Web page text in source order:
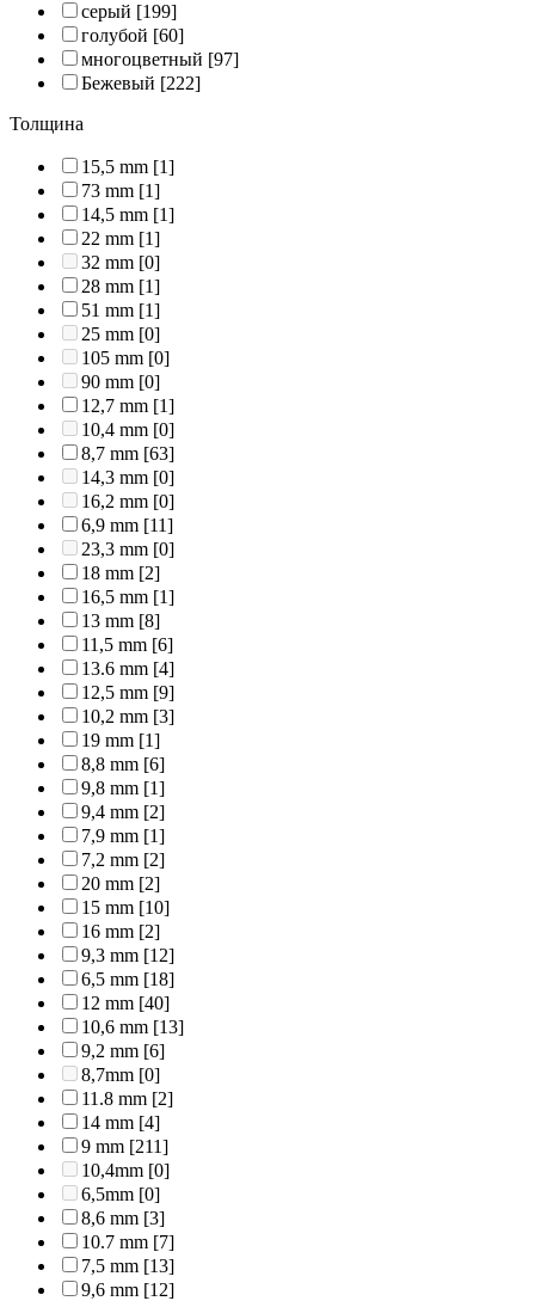
серый [199]
голубой [60]
многоцветный [97]
Бежевый [222]
Толщина
15,5 mm [1]
73 mm [1]
14,5 mm [1]
22 mm [1]
32 mm [0]
28 mm [1]
51 mm [1]
25 mm [0]
105 mm [0]
90 mm [0]
12,7 mm [1]
10,4 mm [0]
8,7 mm [63]
14,3 mm [0]
16,2 mm [0]
6,9 mm [11]
23,3 mm [0]
18 mm [2]
16,5 mm [1]
13 mm [8]
11,5 mm [6]
13.6 mm [4]
12,5 mm [9]
10,2 mm [3]
19 mm [1]
8,8 mm [6]
9,8 mm [1]
9,4 mm [2]
7,9 mm [1]
7,2 mm [2]
20 mm [2]
15 mm [10]
16 mm [2]
9,3 mm [12]
6,5 mm [18]
12 mm [40]
10,6 mm [13]
9,2 mm [6]
8,7mm [0]
11.8 mm [2]
14 mm [4]
9 mm [211]
10,4mm [0]
6,5mm [0]
8,6 mm [3]
10.7 mm [7]
7,5 mm [13]
9,6 mm [12]